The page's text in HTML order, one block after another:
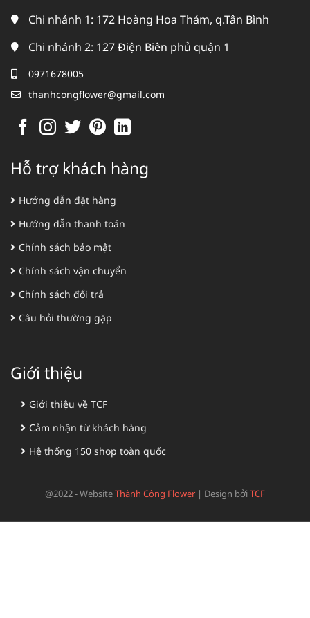
Chi nhánh 1: 172 Hoàng Hoa Thám, q.Tân Bình
Chi nhánh 2: 127 Điện Biên phủ quận 1
0971678005
thanhcongflower@gmail.com
Hỗ trợ khách hàng
Hướng dẫn đặt hàng
Hướng dẫn thanh toán
Chính sách bảo mật
Chính sách vận chuyển
Chính sách đổi trả
Câu hỏi thường gặp
Giới thiệu
Giới thiệu về TCF
Cảm nhận từ khách hàng
Hệ thống 150 shop toàn quốc
@2022 - WebsiteThành Công Flower | Design bởiTCF